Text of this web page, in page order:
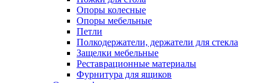
Опоры колесные
Опоры мебельные
Петли
Полкодержатели, держатели для стекла
Защелки мебельные
Реставрационные материалы
Фурнитура для ящиков